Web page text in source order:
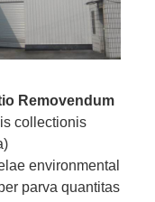
Removendum
collectionis
environmental
parva quantitas